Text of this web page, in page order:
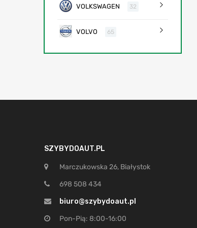
VOLKSWAGEN 32
VOLVO 65
SZYBYDOAUT.PL
Marczukowska 26, Białystok
698 508 434
biuro@szybydoaut.pl
Pon-Pią: 8:00-16:00